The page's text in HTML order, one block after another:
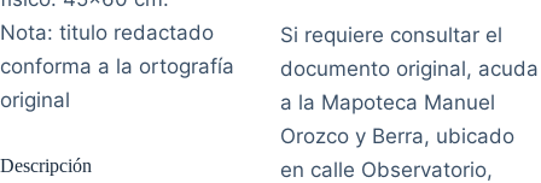
Nota: titulo redactado
conforma a la ortografía
original
Descripción
Si requiere consultar el
documento original, acuda
a la Mapoteca Manuel
Orozco y Berra, ubicado
en calle Observatorio,